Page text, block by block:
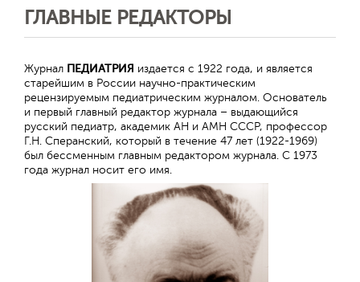
ГЛАВНЫЕ РЕДАКТОРЫ
Журнал ПЕДИАТРИЯ издается с 1922 года, и является
старейшим в России научно-практическим
рецензируемым педиатрическим журналом. Основатель
и первый главный редактор журнала – выдающийся
русский педиатр, академик АН и АМН СССР, профессор
Г.Н. Сперанский, который в течение 47 лет (1922-1969)
был бессменным главным редактором журнала. С 1973
года журнал носит его имя.